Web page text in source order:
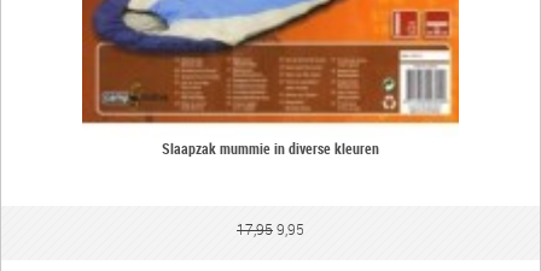
Slaapzak mummie in diverse kleuren
17,959,95